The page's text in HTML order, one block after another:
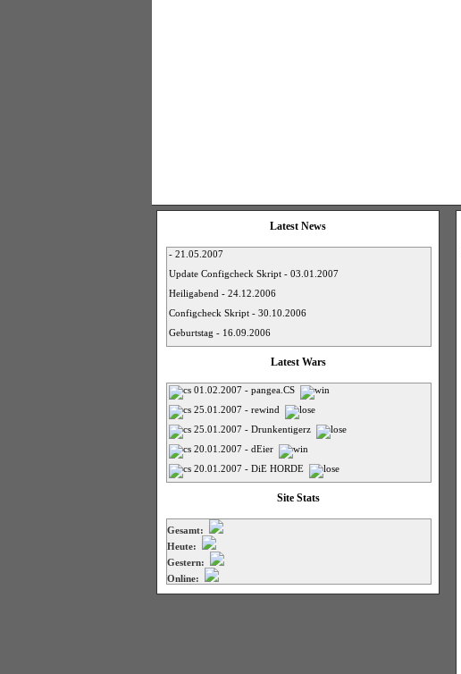
Latest News
- 21.05.2007
Update Configcheck Skript - 03.01.2007
Heiligabend - 24.12.2006
Configcheck Skript - 30.10.2006
Geburtstag - 16.09.2006
Latest Wars
01.02.2007 - pangea.CS
25.01.2007 - rewind
25.01.2007 - Drunkentigerz
20.01.2007 - dEier
20.01.2007 - DiE HORDE
Site Stats
Gesamt:
Heute:
Gestern:
Online: